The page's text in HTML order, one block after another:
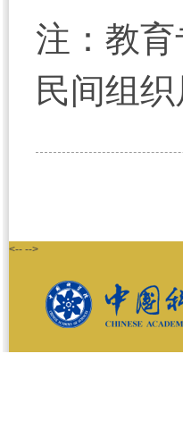
注：教
民间组
<-- -->